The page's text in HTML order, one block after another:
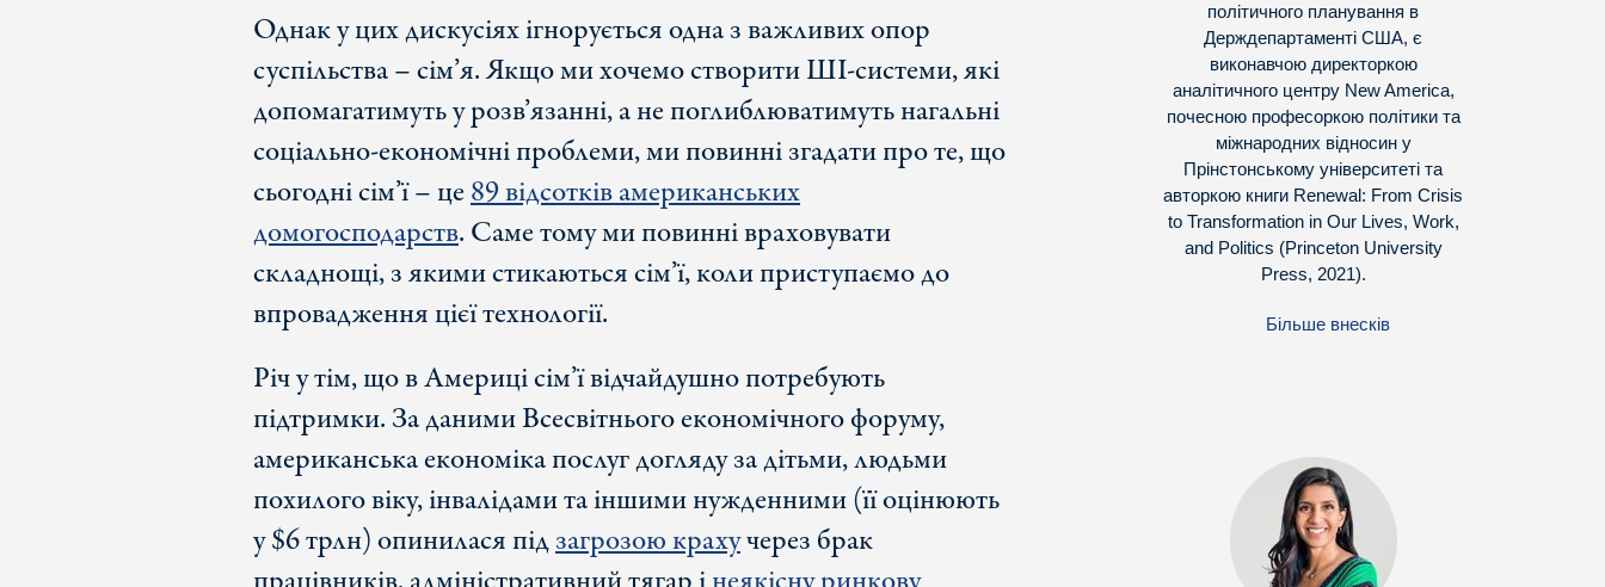
Однак у цих дискусіях ігнорується одна з важливих опор
суспільства – сім’я. Якщо ми хочемо створити ШІ-системи, які
допомагатимуть у розв’язанні, а не поглиблюватимуть нагальні
соціально-економічні проблеми, ми повинні згадати про те, що
сьогодні сім’ї – це89 відсотків американських
домогосподарств. Саме тому ми повинні враховувати
складнощі, з якими стикаються сім’ї, коли приступаємо до
впровадження цієї технології.
Річ у тім, що в Америці сім’ї відчайдушно потребують
підтримки. За даними Всесвітнього економічного форуму,
американська економіка послуг догляду за дітьми, людьми
похилого віку, інвалідами та іншими нужденними (її оцінюють
у $6 трлн) опинилася підзагрозою крахучерез брак
політичного планування в
Держдепартаменті США, є
виконавчою директоркою
аналітичного центру New America,
почесною професоркою політики та
міжнародних відносин у
Прінстонському університеті та
авторкою книги Renewal: From Crisis
to Transformation in Our Lives, Work,
and Politics (Princeton University
Press, 2021).
Більше внесків